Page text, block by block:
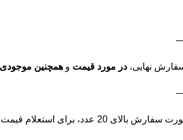
نهایی، در مورد قیمت و همچنین موجودی
برای استعلام قیمت نهایی تماس بگیرید.